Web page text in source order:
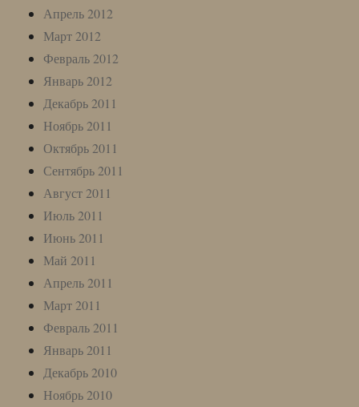
Апрель 2012
Март 2012
Февраль 2012
Январь 2012
Декабрь 2011
Ноябрь 2011
Октябрь 2011
Сентябрь 2011
Август 2011
Июль 2011
Июнь 2011
Май 2011
Апрель 2011
Март 2011
Февраль 2011
Январь 2011
Декабрь 2010
Ноябрь 2010